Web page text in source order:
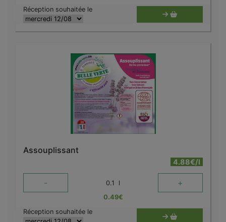
Réception souhaitée le
Assouplissant
4.88€/l
- 0.1 l +
0.49€
Réception souhaitée le